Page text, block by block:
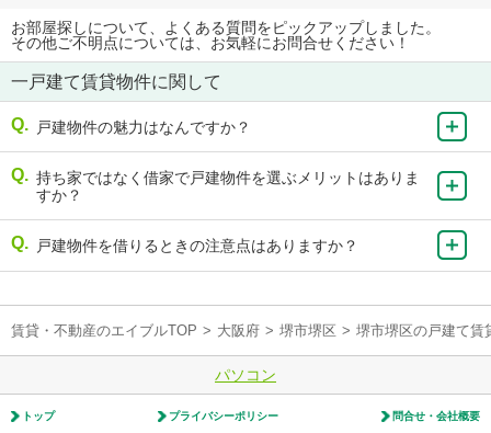
お部屋探しについて、よくある質問をピックアップしました。
その他ご不明点については、お気軽にお問合せください！
一戸建て賃貸物件に関して
戸建物件の魅力はなんですか？
持ち家ではなく借家で戸建物件を選ぶメリットはありま
すか？
戸建物件を借りるときの注意点はありますか？
賃貸・不動産のエイブルTOP > 大阪府 > 堺市堺区 > 堺市堺区の戸建て賃
パソコン
トップ プライバシーポリシー 問合せ・会社概要